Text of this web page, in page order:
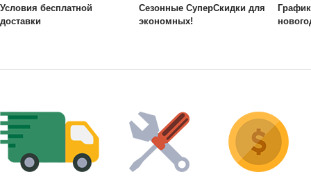
Условия бесплатной
доставки
Сезонные СуперСкидки для
экономных!